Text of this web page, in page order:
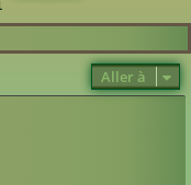
h
e
Aller à